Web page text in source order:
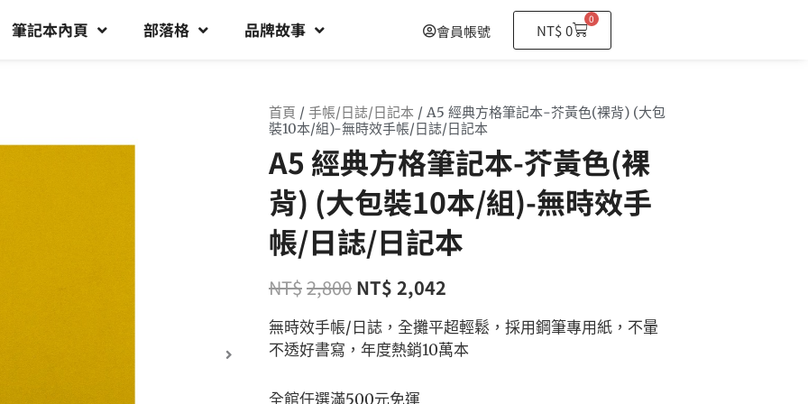
筆記本內頁 部落格 品牌故事 會員帳號 NT$0
0
購
物
首頁 / 手帳/日誌/日記本 / A5 經典方格筆記本-芥黃色(裸背) (大包
裝10本/組)-無時效手帳/日誌/日記本
A5 經典方格筆記本-芥黃色(裸
背) (大包裝10本/組)-無時效手
帳/日誌/日記本
NT$2,800 NT$ 2,042
無時效手帳/日誌，全攤平超輕鬆，採用鋼筆專用紙，不暈
不透好書寫，年度熱銷10萬本
全館任選滿500元免運